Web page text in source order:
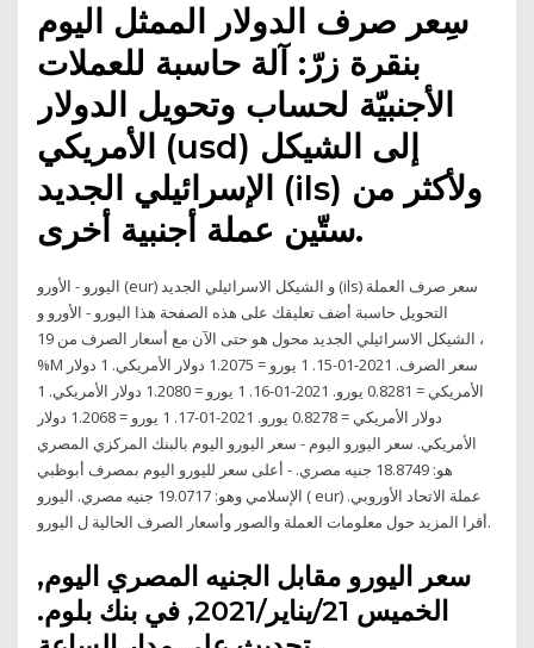
سِعر صرف الدولار الممثل اليوم
بنقرة زرّ: آلة حاسبة للعملات
الأجنبيّة لحساب وتحويل الدولار
الأمريكي (usd) إلى الشيكل
الإسرائيلي الجديد (ils) ولأكثر من
ستّين عملة أجنبية أخرى.
اليورو - الأورو (eur) و الشيكل الاسرائيلي الجديد (ils) سعر صرف العملة
التحويل حاسبة أضف تعليقك على هذه الصفحة هذا اليورو - الأورو و
الشيكل الاسرائيلي الجديد محول هو حتى الآن مع أسعار الصرف من 19 ،
%M سعر الصرف. 2021-01-15. 1 يورو = 1.2075 دولار الأمريكي. 1 دولار
الأمريكي = 0.8281 يورو. 2021-01-16. 1 يورو = 1.2080 دولار الأمريكي. 1
دولار الأمريكي = 0.8278 يورو. 2021-01-17. 1 يورو = 1.2068 دولار
الأمريكي. سعر اليورو اليوم - سعر اليورو اليوم بالبنك المركزي المصري
هو: 18.8749 جنيه مصري. - أعلى سعر لليورو اليوم بمصرف أبوظبي
الإسلامي وهو: 19.0717 جنيه مصري. اليورو ( eur) عملة الاتحاد الأوروبي.
أقرا المزيد حول معلومات العملة والصور وأسعار الصرف الحالية ل اليورو.
سعر اليورو مقابل الجنيه المصري اليوم,
الخميس 21/يناير/2021, في بنك بلوم.